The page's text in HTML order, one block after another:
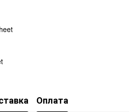
Оплата